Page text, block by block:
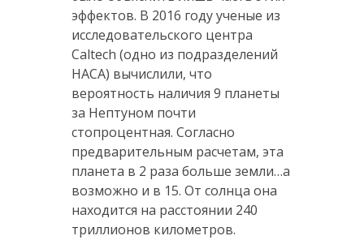
эффектов. В 2016 году ученые из
исследовательского центра
Caltech (одно из подразделений
НАСА) вычислили, что
вероятность наличия 9 планеты
за Нептуном почти
стопроцентная. Согласно
предварительным расчетам, эта
планета в 2 раза больше земли…а
возможно и в 15. От солнца она
находится на расстоянии 240
триллионов километров.